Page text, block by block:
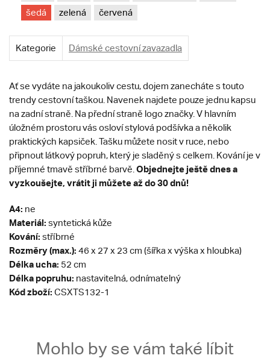
šedá
zelená červená
Kategorie Dámské cestovní zavazadla
Ať se vydáte na jakoukoliv cestu, dojem zanecháte s touto
trendy cestovní taškou. Navenek najdete pouze jednu kapsu
na zadní straně. Na přední straně logo značky. V hlavním
úložném prostoru vás osloví stylová podšívka a několik
praktických kapsiček. Tašku můžete nosit v ruce, nebo
připnout látkový popruh, který je sladěný s celkem. Kování je v
příjemné tmavě stříbrné barvě. Objednejte ještě dnes a
vyzkoušejte, vrátit ji můžete až do 30 dnů!
A4: ne
Materiál: syntetická kůže
Kování: stříbrné
Rozměry (max.): 46 x 27 x 23 cm (šířka x výška x hloubka)
Délka ucha: 52 cm
Délka popruhu: nastavitelná, odnímatelný
Kód zboží: CSXTS132-1
Mohlo by se vám také líbit